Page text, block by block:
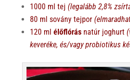
1000 ml tej (legalább 2,8%
80 ml sovány tejpor
120 ml élőflórásnatúr joghurt
keveréke, és/vagy probiotikus